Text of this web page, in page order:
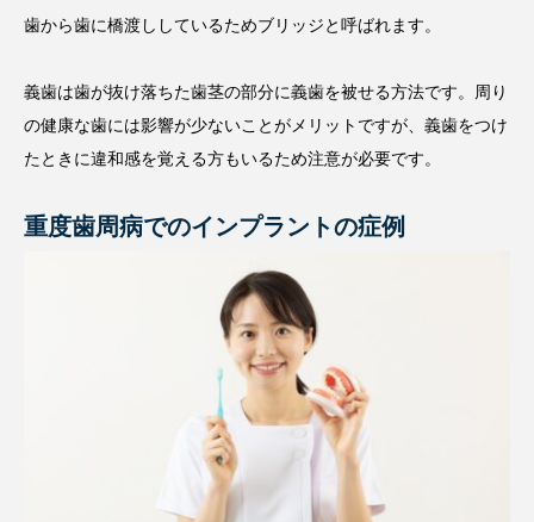
歯から歯に橋渡ししているためブリッジと呼ばれます。
義歯は歯が抜け落ちた歯茎の部分に義歯を被せる方法です。周り
の健康な歯には影響が少ないことがメリットですが、義歯をつけ
たときに違和感を覚える方もいるため注意が必要です。
重度歯周病でのインプラントの症例